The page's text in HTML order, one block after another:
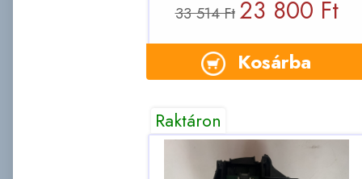
33 514 Ft 23 800 Ft
Kosárba
Raktáron